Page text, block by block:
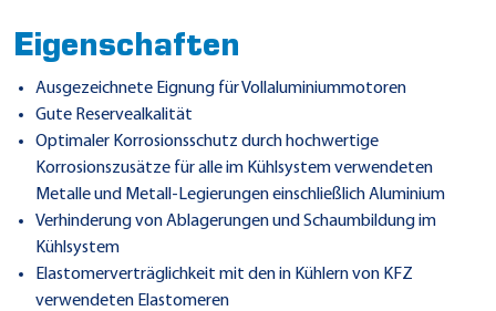
Eigenschaften
Ausgezeichnete Eignung für Vollaluminiummotoren
Gute Reservealkalität
Optimaler Korrosionsschutz durch hochwertige
Korrosionszusätze für alle im Kühlsystem verwendeten
Metalle und Metall-Legierungen einschließlich Aluminium
Verhinderung von Ablagerungen und Schaumbildung im
Kühlsystem
Elastomerverträglichkeit mit den in Kühlern von KFZ
verwendeten Elastomeren